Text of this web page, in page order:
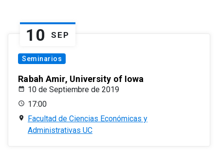
10 SEP
Seminarios
Rabah Amir, University of Iowa
10 de Septiembre de 2019
17:00
Facultad de Ciencias Económicas y
Administrativas UC